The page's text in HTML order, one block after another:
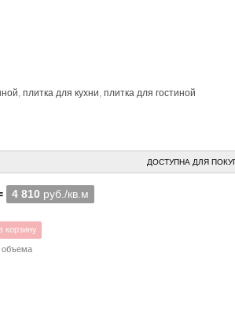
, плитка для кухни, плитка для гостиной
ДОСТУПНА ДЛЯ
4 810 руб./кв.м
корзину
объема